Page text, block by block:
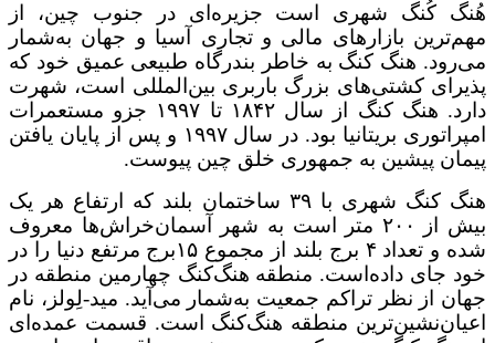
هُنگ کُنگ شهری است جزیره‌ای در جنوب چین، از
مهم‌ترین بازارهای مالی و تجاری آسیا و جهان به‌شمار
می‌رود. هنگ‌ کنگ به خاطر بندرگاه طبیعی عمیق خود که
پذیرای کشتی‌های بزرگ باربری بین‌المللی است، شهرت
دارد. هنگ کنگ از سال ۱۸۴۲ تا ۱۹۹۷ جزو مستعمرات
امپراتوری بریتانیا بود. در سال ۱۹۹۷ و پس از پایان یافتن
پیمان پیشین به جمهوری خلق چین پیوست.
هنگ‌ کنگ شهری با ۳۹ ساختمان بلند که ارتفاع هر یک
بیش از ۲۰۰ متر است به شهر آسمان‌خراش‌ها معروف
شده و تعداد ۴ برج بلند از مجموع ۱۵برج مرتفع دنیا را در
خود جای داده‌است. منطقه هنگ‌کنگ چهارمین منطقه در
جهان از نظر تراکم جمعیت به‌شمار می‌آید. مید-لِولز، نام
اعیان‌نشین‌ترین منطقه هنگ‌کنگ است. قسمت عمده‌ای